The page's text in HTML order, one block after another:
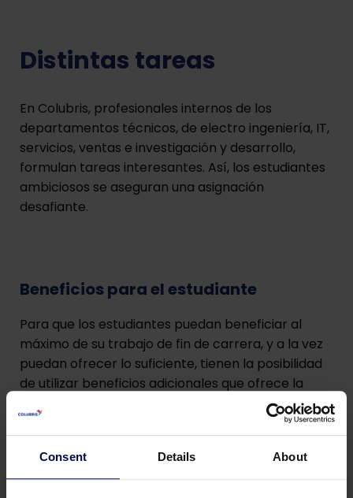
Consent Details About
Distintas tareas
En Colubris, profesionales internos de los
departamentos técnicos, de electro ingeniería, IT,
servicios, ventas e investigación y desarrollo,
formulan tareas interesantes. Así, los estudiantes
ambiciosos se aseguran una asignación
desafiante.
Beneficios para el estudiante
Para que los estudiantes puedan beneficiar al
máximo de su trabajo de fin de carrera, y a la vez
puedan ofrecer lo suficiente, tienen la posibilidad
de utilizar beneficios adicionales que ofrece la